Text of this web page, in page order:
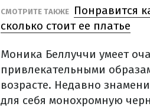
СМОТРИТЕ ТАКЖЕ
Понравится
сколько стоит ее платье
Моника Беллуччи умеет
привлекательными
возрасте. Недавно
для себя монохромную